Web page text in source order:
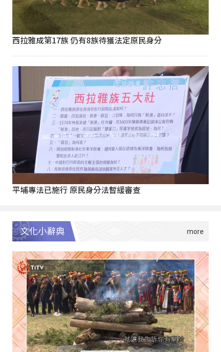
西拉雅成第17族 仍有8族待獲法定原民身分
平埔專法已施行 原民身分法暫緩審查
文化小辭典